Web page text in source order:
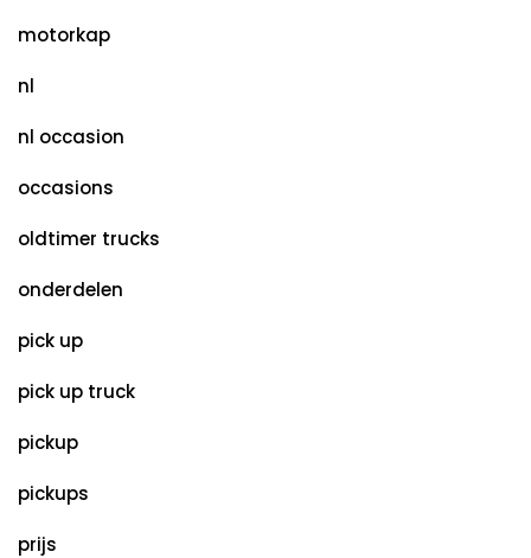
motorkap
nl
nl occasion
occasions
oldtimer trucks
onderdelen
pick up
pick up truck
pickup
pickups
prijs